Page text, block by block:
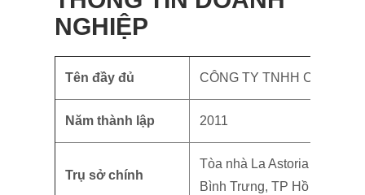
NGHIỆP
Tên đầy đủ CÔNG TY TNHH CÔNG
Năm thành lập 2011
Trụ sở chính
Tòa nhà La Astoria 3, Số
Bình Trưng, TP Hồ Chí Minh